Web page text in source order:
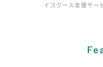
イスクール支援サー